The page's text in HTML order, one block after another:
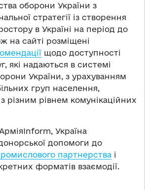
оборони України з
стратегії із створення
в Україні на період до
на сайті розміщені
щодо доступності
які надаються в системі
України, з урахуванням
груп населення,
різним рівнем комунікаційних
Україна
допомоги до
партнерства і
форматів взаємодії.